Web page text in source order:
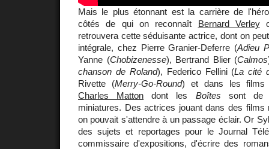
Mais le plus étonnant est la carrière de
côtés de qui on reconnaît Bernard Verley
retrouvera cette séduisante actrice, dont on
intégrale, chez Pierre Granier-Deferre (Adieu
Yanne (Chobizenesse), Bertrand Blier (Calmos
chanson de Roland), Federico Fellini (La cité
Rivette (Merry-Go-Round) et dans les films
Charles Matton dont les Boîtes sont de
miniatures. Des actrices jouant dans des films
on pouvait s'attendre à un passage éclair. Or
des sujets et reportages pour le Journal
commissaire d'expositions, d'écrire des